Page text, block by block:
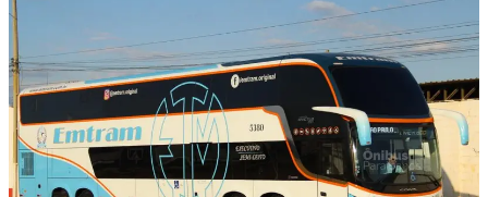
aqui
o
seu
e-
mail